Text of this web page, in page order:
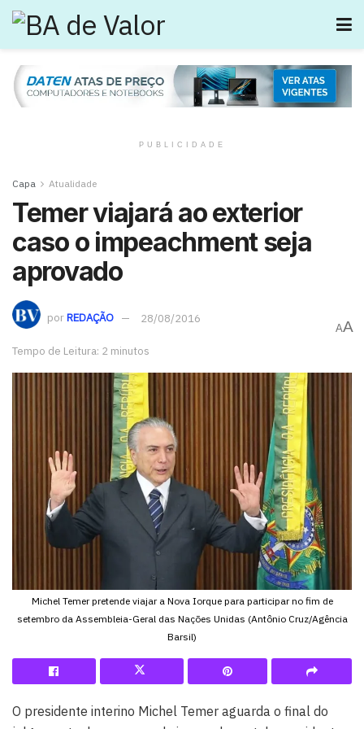
PUBLICIDADE
Capa Atualidade
Temer viajará ao exterior
caso o impeachment seja
aprovado
porREDAÇÃO 28/08/2016
Tempo de Leitura: 2 minutos
AA
Michel Temer pretende viajar a Nova Iorque para participar no fim de
setembro da Assembleia-Geral das Nações Unidas (Antônio Cruz/Agência
Barsil)
O presidente interino Michel Temer aguarda o final do